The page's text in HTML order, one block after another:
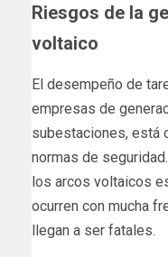
Riesgos de la
voltaico
El desempeño de
empresas de
subestaciones, está
normas de
los arcos voltaicos
ocurren con mucha
llegan a ser fatales.